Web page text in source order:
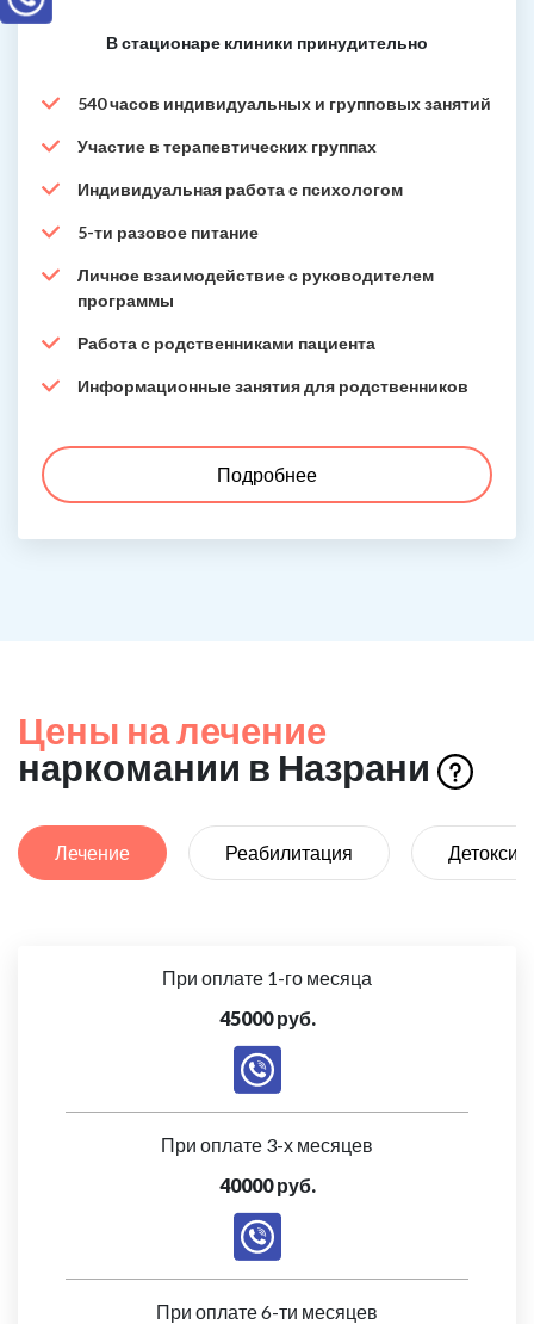
В стационаре клиники принудительно
540 часов индивидуальных и групповых занятий
Участие в терапевтических группах
Индивидуальная работа с психологом
5-ти разовое питание
Личное взаимодействие с руководителем
программы
Работа с родственниками пациента
Информационные занятия для родственников
Подробнее
Цены на лечение
наркомании в Назрани
Лечение Реабилитация
При оплате 1-го месяца
45000 руб.
При оплате 3-х месяцев
40000 руб.
При оплате 6-ти месяцев